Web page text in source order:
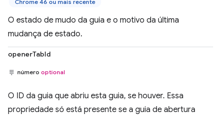
Chrome 46 ou mais recente
O estado de mudo da guia e o motivo da última
mudança de estado.
openerTabId
número optional
O ID da guia que abriu esta guia, se houver. Essa
propriedade só está presente se a guia de abertura